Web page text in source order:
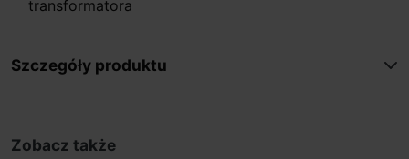
transformatora
Szczegóły produktu
Zobacz także